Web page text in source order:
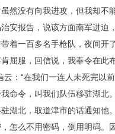
然没有向我进攻，但我却
安报告，说该方面南军进
着一百多名手枪队，夜间
屈服，回信说，我奉令在此
云：“在我们一连人未死完以
命令，叫我们队伍移驻湖北
湖北，取道津市的话通知
怎么不用密码，倒用明码。